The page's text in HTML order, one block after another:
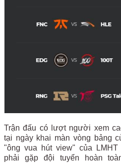
Trận đấu có lượt người xem
tại ngày khai màn vòng bảng
"ông vua hút view" của
phải gặp đội tuyển hoàn